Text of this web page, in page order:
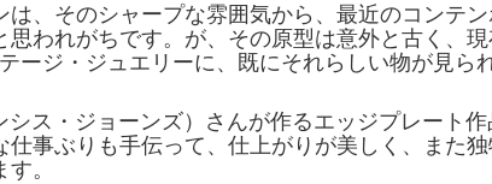
は、そのシャープな雰囲気から、最近のコンテン
思われがちです。が、その原型は意外と古く、
ージ・ジュエリーに、既にそれらしい物が見ら
シス・ジョーンズ）さんが作るエッジプレート作
仕事ぶりも手伝って、仕上がりが美しく、また
。